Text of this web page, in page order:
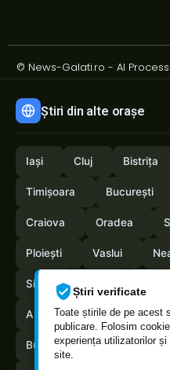
Știri verificate
Toate știrile de pe acest
publicare. Folosim
experiența utilizatorilor
site.
© News-Galati.ro - AI
Știri din alte orașe
Iași Cluj Bistrița
Timișoara București
Craiova Oradea
Ploiești Vaslui
Sibiu
Arges Maramures
Buzau Braila